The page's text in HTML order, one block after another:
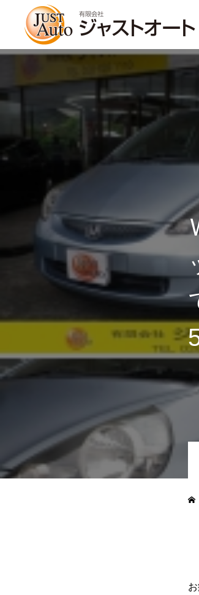
トップページ
新車
中古車・未使用車
JUジャナイト在庫情報
車検・定期点検
整備・修理・板金
ボディコーティン